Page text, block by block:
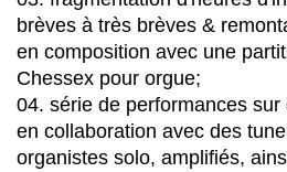
brèves à très brèves &
en composition avec une
Chessex pour orgue;
04. série de performances
en collaboration avec des
organistes solo, amplifiés,